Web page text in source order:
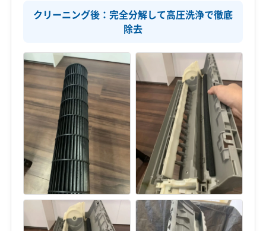
クリーニング後：完全分解して高圧洗浄で徹底
除去